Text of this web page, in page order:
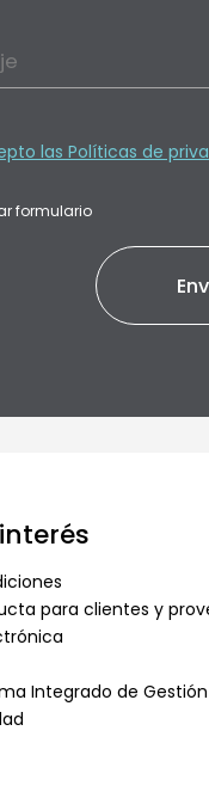
las Políticas de
formulario
para clientes y
Integrado de Gestión